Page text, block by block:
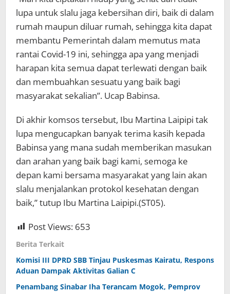
lupa untuk slalu jaga kebersihan diri, baik di dalam
rumah maupun diluar rumah, sehingga kita dapat
membantu Pemerintah dalam memutus mata
rantai Covid-19 ini, sehingga apa yang menjadi
harapan kita semua dapat terlewati dengan baik
dan membuahkan sesuatu yang baik bagi
masyarakat sekalian”. Ucap Babinsa.
Di akhir komsos tersebut, Ibu Martina Laipipi tak
lupa mengucapkan banyak terima kasih kepada
Babinsa yang mana sudah memberikan masukan
dan arahan yang baik bagi kami, semoga ke
depan kami bersama masyarakat yang lain akan
slalu menjalankan protokol kesehatan dengan
baik,” tutup Ibu Martina Laipipi.(ST05).
Post Views: 653
Berita Terkait
Komisi III DPRD SBB Tinjau Puskesmas Kairatu, Respons
Aduan Dampak Aktivitas Galian C
Penambang Sinabar Iha Terancam Mogok, Pemprov